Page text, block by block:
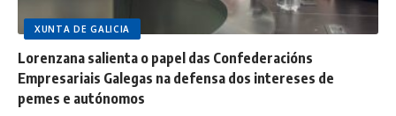
XUNTA DE GALICIA
Lorenzana salienta o papel das Confederacións
Empresariais Galegas na defensa dos intereses de
pemes e autónomos